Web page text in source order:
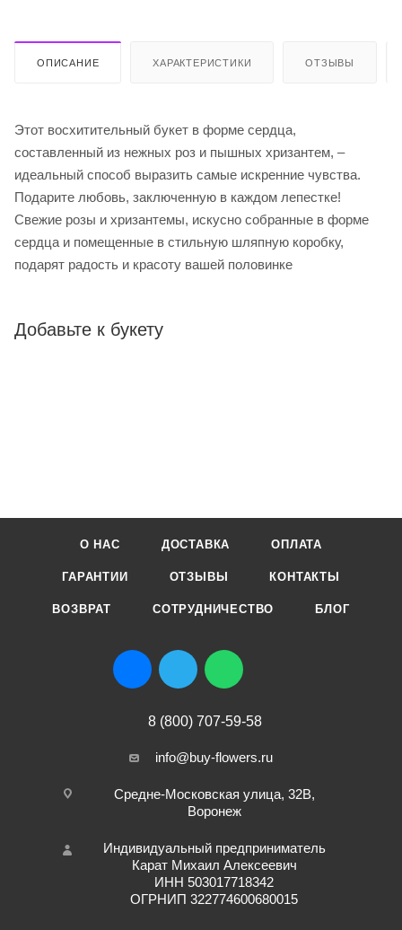
ОПИСАНИЕ ХАРАКТЕРИСТИКИ ОТЗЫВЫ
Этот восхитительный букет в форме сердца,
составленный из нежных роз и пышных хризантем, –
идеальный способ выразить самые искренние чувства.
Подарите любовь, заключенную в каждом лепестке!
Свежие розы и хризантемы, искусно собранные в форме
сердца и помещенные в стильную шляпную коробку,
подарят радость и красоту вашей половинке
Добавьте к букету
О НАС ДОСТАВКА ОПЛАТА
ГАРАНТИИ ОТЗЫВЫ КОНТАКТЫ
ВОЗВРАТ СОТРУДНИЧЕСТВО БЛОГ
8 (800) 707-59-58
info@buy-flowers.ru
Средне-Московская улица, 32В,
Воронеж
Индивидуальный предприниматель
Карат Михаил Алексеевич
ИНН 503017718342
ОГРНИП 322774600680015